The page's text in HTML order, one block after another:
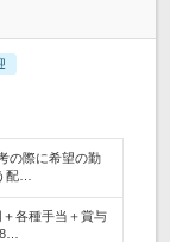
の際に希望の勤
配…
各種手当＋賞与